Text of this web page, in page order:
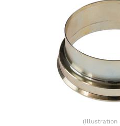
(Illustration